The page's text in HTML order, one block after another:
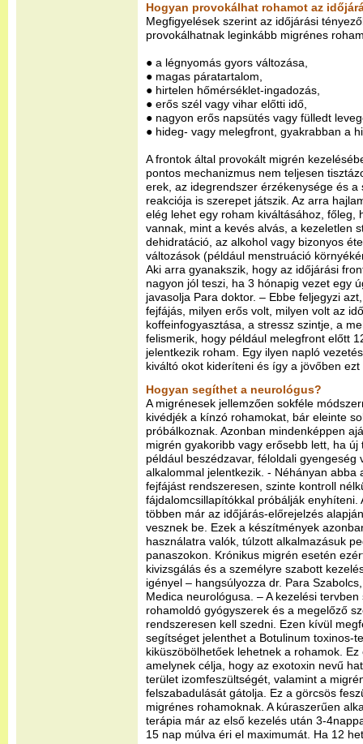
Hogyan provokálhat rohamot az
Megfigyelések szerint az időjárási
provokálhatnak leginkább migrénes
● a légnyomás gyors változása,
● magas páratartalom,
● hirtelen hőmérséklet-ingadozás,
● erős szél vagy vihar előtti idő,
● nagyon erős napsütés vagy fülledt
● hideg- vagy melegfront, gyakrabban a
A frontok által provokált migrén
pontos mechanizmus nem teljesen
erek, az idegrendszer érzékenysége és
reakciója is szerepet játszik. Az arra
elég lehet egy roham kiváltásához, főleg,
vannak, mint a kevés alvás, a kezeletlen
dehidratáció, az alkohol vagy bizonyos
változások (például menstruáció
Aki arra gyanakszik, hogy az időjárási
nagyon jól teszi, ha 3 hónapig vezet egy
javasolja Para doktor. – Ebbe feljegyzi
fejfájás, milyen erős volt, milyen volt az
koffeinfogyasztása, a stressz szintje, a
felismerik, hogy például melegfront előtt
jelentkezik roham. Egy ilyen napló
kiváltó okot kideríteni és így a jövőben
Hogyan segíthet a neurológus?
A migrénesek jellemzően sokféle
kivédjék a kínzó rohamokat, bár eleinte
próbálkoznak. Azonban mindenképpen
migrén gyakoribb vagy erősebb lett, ha
például beszédzavar, féloldali gyengeség
alkalommal jelentkezik. - Néhányan abba
fejfájást rendszeresen, szinte kontroll
fájdalomcsillapítókkal próbálják enyhíteni.
többen már az időjárás-előrejelzés
vesznek be. Ezek a készítmények
használatra valók, túlzott alkalmazásuk
panaszokon. Krónikus migrén esetén
kivizsgálás és a személyre szabott
igényel – hangsúlyozza dr. Para
Medica neurológusa. – A kezelési
rohamoldó gyógyszerek és a megelőző
rendszeresen kell szedni. Ezen kívül
segítséget jelenthet a Botulinum toxinos-
kiküszöbölhetőek lehetnek a rohamok.
amelynek célja, hogy az exotoxin nevű
terület izomfeszültségét, valamint a
felszabadulását gátolja. Ez a görcsös
migrénes rohamoknak. A kúraszerűen
terápia már az első kezelés után 3-
15 nap múlva éri el maximumát. Ha 12